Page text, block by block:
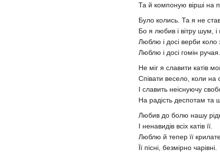
Та й компоную вірші на
Було колись. Та я не
Бо я любив і вітру шум,
Люблю i досі верби коло
Люблю і досі гомін ручая.
Не міг я славити катів
Співати весело, коли на
І славить неіснуючу
На радість деспотам та
Любив до болю нашу
І ненавидів всіх катів її.
Люблю й тепер її
Її пісні, безмірно чарівні.